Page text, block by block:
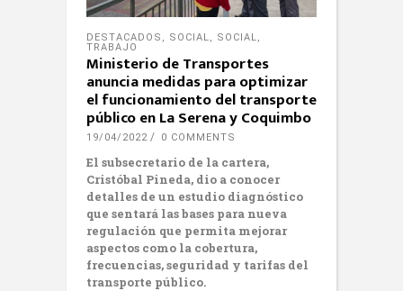
DESTACADOS , SOCIAL, SOCIAL,
TRABAJO
Ministerio de Transportes
anuncia medidas para optimizar
el funcionamiento del transporte
público en La Serena y Coquimbo
19/04/2022 0 COMMENTS
El subsecretario de la cartera,
Cristóbal Pineda, dio a conocer
detalles de un estudio diagnóstico
que sentará las bases para nueva
regulación que permita mejorar
aspectos como la cobertura,
frecuencias, seguridad y tarifas del
transporte público.